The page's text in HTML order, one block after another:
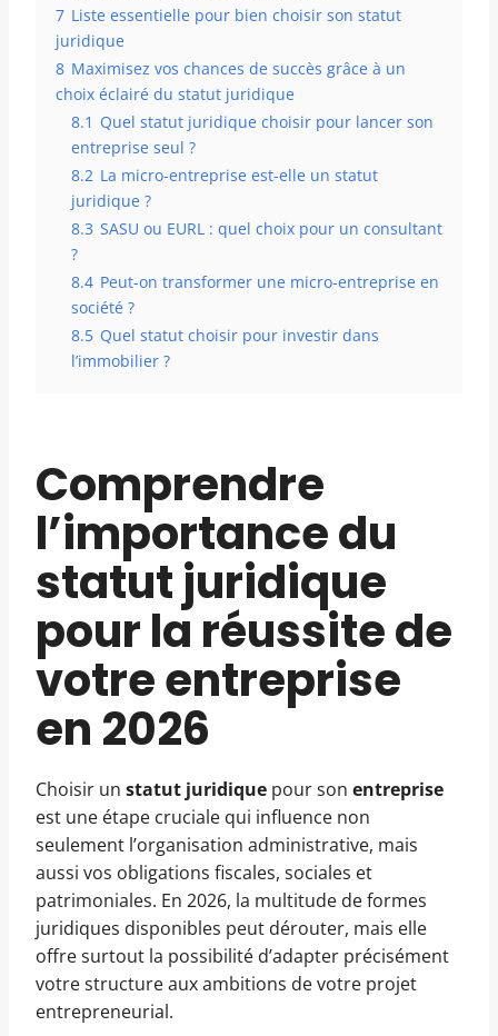
7 Liste essentielle pour bien choisir son statut
juridique
8 Maximisez vos chances de succès grâce à un
choix éclairé du statut juridique
8.1 Quel statut juridique choisir pour lancer son
entreprise seul ?
8.2 La micro-entreprise est-elle un statut
juridique ?
8.3 SASU ou EURL : quel choix pour un consultant
?
8.4 Peut-on transformer une micro-entreprise en
société ?
8.5 Quel statut choisir pour investir dans
l’immobilier ?
Comprendre
l’importance du
statut juridique
pour la réussite de
votre entreprise
en 2026
Choisir un statut juridique pour son entreprise
est une étape cruciale qui influence non
seulement l’organisation administrative, mais
aussi vos obligations fiscales, sociales et
patrimoniales. En 2026, la multitude de formes
juridiques disponibles peut dérouter, mais elle
offre surtout la possibilité d’adapter précisément
votre structure aux ambitions de votre projet
entrepreneurial.